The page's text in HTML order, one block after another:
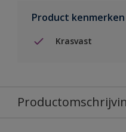
Product kenmerken
Krasvast